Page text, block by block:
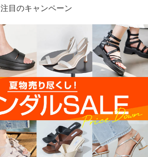
注目のキャンペーン